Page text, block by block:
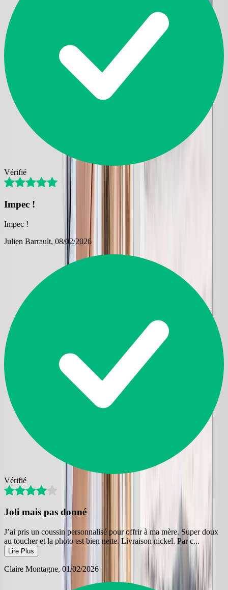
Vérifié
Impec !
Impec !
Julien Barrault, 08/02/2026
Vérifié
Joli mais pas donné
J’ai pris un coussin personnalisé pour offrir à ma mère. Super doux
au toucher et la photo est bien nette. Livraison nickel. Par c...
Lire Plus
Claire Montagne, 01/02/2026